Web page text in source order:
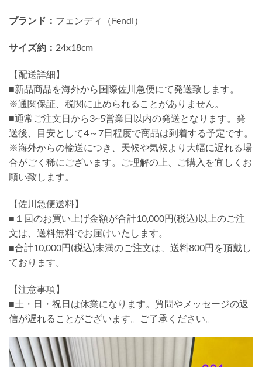
ブランド： フェンディ（Fendi）
サイズ約： 24x18cm
【配送詳細】
■新品商品を海外から国際佐川急便にて発送致します。
※通関保証、税関に止められることがありません。
■通常ご注文日から3~5営業日以内の発送となります。発
送後、目安として4～7日程度で商品は到着する予定です。
※海外からの輸送につき、天候や気候より大幅に遅れる場
合がごく稀にございます。ご理解の上、ご購入を宜しくお
願い致します。
【佐川急便送料】
■１回のお買い上げ金額が合計10,000円(税込)以上のご注
文は、送料無料でお届けいたします。
■合計10,000円(税込)未満のご注文は、送料800円を頂戴し
ております。
【注意事項】
■土・日・祝日は休業になります。質問やメッセージの返
信が遅れることがございます。ご了承ください。